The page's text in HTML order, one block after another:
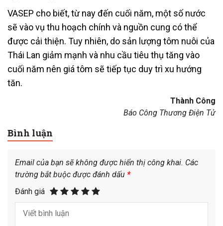
VASEP cho biết, từ nay đến cuối năm, một số nước
sẽ vào vụ thu hoạch chính và nguồn cung có thể
được cải thiện. Tuy nhiên, do sản lượng tôm nuôi của
Thái Lan giảm mạnh và nhu cầu tiêu thụ tăng vào
cuối năm nên giá tôm sẽ tiếp tục duy trì xu hướng
tăn.
Thành Công
Báo Công Thương Điện Tử
Bình luận
Email của bạn sẽ không được hiển thị công khai. Các
trường bắt buộc được đánh dấu *
Đánh giá